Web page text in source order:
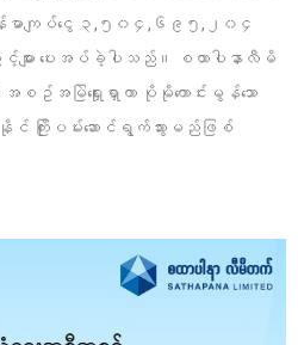
ြန်မာကျပ်ငွေ ၃,၅၀၄,၆၉၅,၂၀၄
များ ပေးအပ်ခဲ့ပါသည်။ စထာပါနာလီမိ
စဥ်အမြဲရှေုးရှာကာ ပိုမိုကောင်းမွန်သော
ကြိုးပမ်းဆောင်ရွက်သွားမည်ဖြစ်